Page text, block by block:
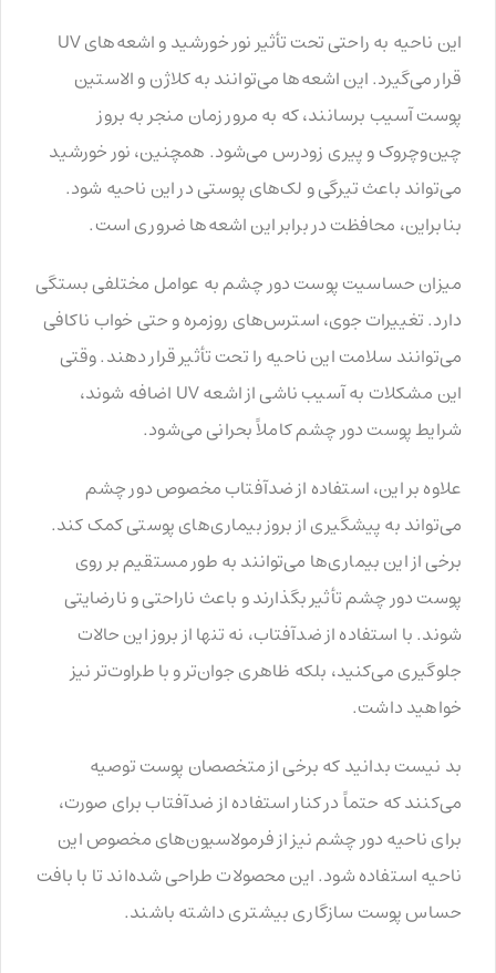
این ناحیه به راحتی تحت تأثیر نور خورشید و اشعه‌های UV
قرار می‌گیرد. این اشعه‌ها می‌توانند به کلاژن و الاستین
پوست آسیب برسانند، که به مرور زمان منجر به بروز
چین‌وچروک و پیری زودرس می‌شود. همچنین، نور خورشید
می‌تواند باعث تیرگی و لک‌های پوستی در این ناحیه شود.
بنابراین، محافظت در برابر این اشعه‌ها ضروری است.
میزان حساسیت پوست دور چشم به عوامل مختلفی بستگی
دارد. تغییرات جوی، استرس‌های روزمره و حتی خواب ناکافی
می‌توانند سلامت این ناحیه را تحت تأثیر قرار دهند. وقتی
این مشکلات به آسیب ناشی از اشعه UV اضافه شوند،
شرایط پوست دور چشم کاملاً بحرانی می‌شود.
علاوه بر این، استفاده از ضدآفتاب مخصوص دور چشم
می‌تواند به پیشگیری از بروز بیماری‌های پوستی کمک کند.
برخی از این بیماری‌ها می‌توانند به طور مستقیم بر روی
پوست دور چشم تأثیر بگذارند و باعث ناراحتی و نارضایتی
شوند. با استفاده از ضدآفتاب، نه تنها از بروز این حالات
جلوگیری می‌کنید، بلکه ظاهری جوان‌تر و با طراوت‌تر نیز
خواهید داشت.
بد نیست بدانید که برخی از متخصصان پوست توصیه
می‌کنند که حتماً در کنار استفاده از ضدآفتاب برای صورت،
برای ناحیه دور چشم نیز از فرمولاسیون‌های مخصوص این
ناحیه استفاده شود. این محصولات طراحی شده‌اند تا با بافت
حساس پوست سازگاری بیشتری داشته باشند.